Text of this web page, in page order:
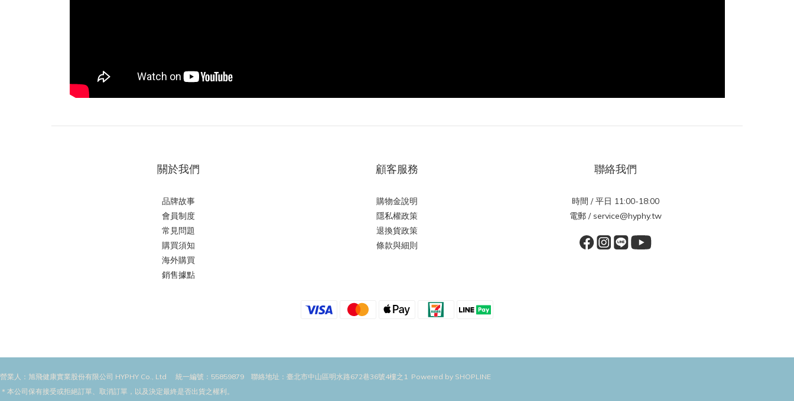
關於我們
品牌故事
會員制度
常見問題
購買須知
海外購買
銷售據點
顧客服務
購物金說明
隱私權政策
退換貨政策
條款與細則
聯絡我們
時間 / 平日 11:00-18:00
電郵 / service@hyphy.tw
營業人：旭飛健康實業股份有限公司 HYPHY Co., Ltd 統一編號：55859879 聯絡地址：臺北市中山區明水路672巷36號4樓之1 Powered by SHOPLINE
＊本公司保有接受或拒絕訂單、取消訂單，以及決定最終是否出貨之權利。